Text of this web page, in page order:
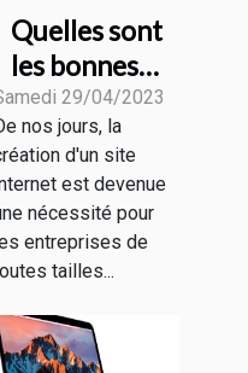
Quelles sont
les bonnes
pratiques
pour créer un
site web
rentable ?
29/04/2023
nos jours, la
d'un site
est devenue
nécessité pour
entreprises de
tailles...